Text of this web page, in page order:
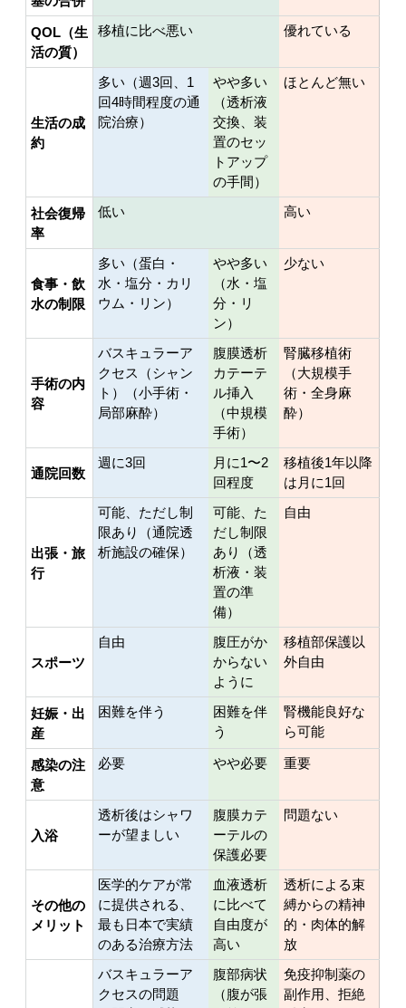
QOL（生
活の質）
移植に比べ悪い 優れている
生活の成
約
多い（週3回、1
回4時間程度の通
院治療）
やや多い
（透析液
交換、装
置のセッ
トアップ
の手間）
ほとんど無い
社会復帰
率
低い 高い
食事・飲
水の制限
多い（蛋白・
水・塩分・カリ
ウム・リン）
やや多い
（水・塩
分・リ
ン）
少ない
手術の内
容
バスキュラーア
クセス（シャン
ト）（小手術・
局部麻酔）
腹膜透析
カテーテ
ル挿入
（中規模
手術）
腎臓移植術
（大規模手
術・全身麻
酔）
通院回数
週に3回
月に1〜2
回程度
移植後1年以降
は月に1回
出張・旅
行
可能、ただし制
限あり（通院透
析施設の確保）
可能、た
だし制限
あり（透
析液・装
置の準
備）
自由
スポーツ
自由
腹圧がか
からない
ように
移植部保護以
外自由
妊娠・出
産
困難を伴う
困難を伴
う
腎機能良好な
ら可能
感染の注
意
必要 やや必要 重要
入浴
透析後はシャワ
ーが望ましい
腹膜カテ
ーテルの
保護必要
問題ない
その他の
メリット
医学的ケアが常
に提供される、
最も日本で実績
のある治療方法
血液透析
に比べて
自由度が
高い
透析による束
縛からの精神
的・肉体的解
放
バスキュラーア
クセスの問題
腹部病状
（腹が張
免疫抑制薬の
副作用、拒絶